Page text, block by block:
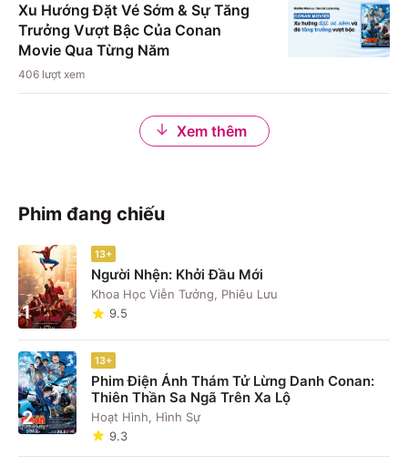
Xu Hướng Đặt Vé Sớm & Sự Tăng
Trưởng Vượt Bậc Của Conan
Movie Qua Từng Năm
406 lượt xem
Xem thêm
Phim đang chiếu
1
13+
Người Nhện: Khởi Đầu Mới
Khoa Học Viễn Tưởng, Phiêu Lưu
9.5
2
13+
Phim Điện Ảnh Thám Tử Lừng Danh Conan:
Thiên Thần Sa Ngã Trên Xa Lộ
Hoạt Hình, Hình Sự
9.3